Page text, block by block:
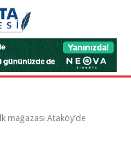
mağazası Ataköy’de